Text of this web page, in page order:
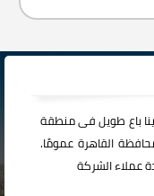
باع طويل فى منطقة
القاهرة عمومًا.
عملاء الشركة